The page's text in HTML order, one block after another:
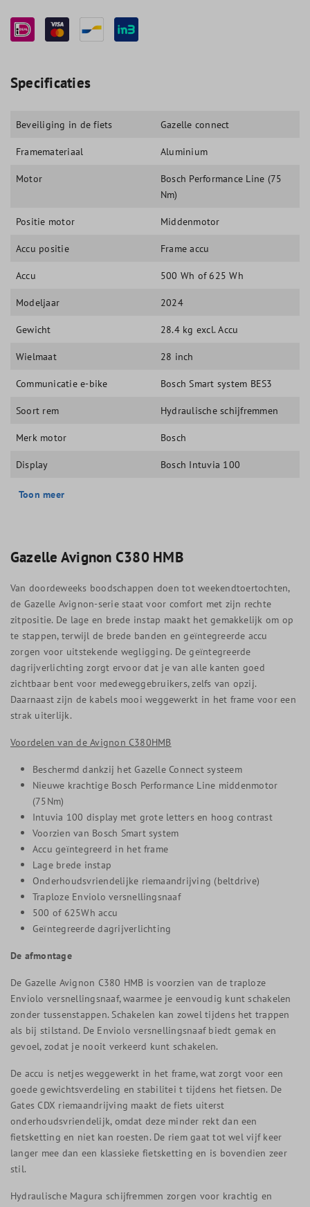
Specificaties
Beveiliging in de fiets Gazelle connect
Framemateriaal Aluminium
Motor
Bosch Performance Line (75
Nm)
Positie motor Middenmotor
Accu positie Frame accu
Accu 500 Wh of 625 Wh
Modeljaar 2024
Gewicht 28.4 kg excl. Accu
Wielmaat 28 inch
Communicatie e-bike Bosch Smart system BES3
Soort rem Hydraulische schijfremmen
Merk motor Bosch
Display Bosch Intuvia 100
Toon meer
Gazelle Avignon C380 HMB
Van doordeweeks boodschappen doen tot weekendtoertochten,
de Gazelle Avignon-serie staat voor comfort met zijn rechte
zitpositie. De lage en brede instap maakt het gemakkelijk om op
te stappen, terwijl de brede banden en geïntegreerde accu
zorgen voor uitstekende wegligging. De geïntegreerde
dagrijverlichting zorgt ervoor dat je van alle kanten goed
zichtbaar bent voor medeweggebruikers, zelfs van opzij.
Daarnaast zijn de kabels mooi weggewerkt in het frame voor een
strak uiterlijk.
Voordelen van de Avignon C380HMB
Beschermd dankzij het Gazelle Connect systeem
Nieuwe krachtige Bosch Performance Line middenmotor
(75Nm)
Intuvia 100 display met grote letters en hoog contrast
Voorzien van Bosch Smart system
Accu geïntegreerd in het frame
Lage brede instap
Onderhoudsvriendelijke riemaandrijving (beltdrive)
Traploze Enviolo versnellingsnaaf
500 of 625Wh accu
Geïntegreerde dagrijverlichting
De afmontage
De Gazelle Avignon C380 HMB is voorzien van de traploze
Enviolo versnellingsnaaf, waarmee je eenvoudig kunt schakelen
zonder tussenstappen. Schakelen kan zowel tijdens het trappen
als bij stilstand. De Enviolo versnellingsnaaf biedt gemak en
gevoel, zodat je nooit verkeerd kunt schakelen.
De accu is netjes weggewerkt in het frame, wat zorgt voor een
goede gewichtsverdeling en stabilitei t tijdens het fietsen. De
Gates CDX riemaandrijving maakt de fiets uiterst
onderhoudsvriendelijk, omdat deze minder rekt dan een
fietsketting en niet kan roesten. De riem gaat tot wel vijf keer
langer mee dan een klassieke fietsketting en is bovendien zeer
stil.
Hydraulische Magura schijfremmen zorgen voor krachtig en